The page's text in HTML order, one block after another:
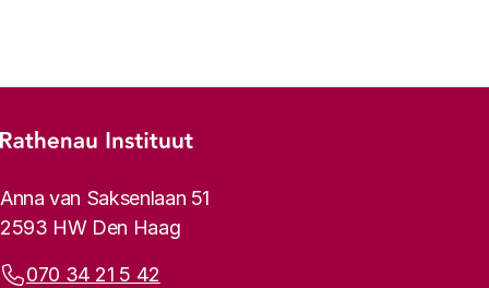
Footer-menu
Rathenau logo, naar de homepage
Contactinformatie
Anna van Saksenlaan 51
2593 HW Den Haag
Telefoonnummer:
070 34 21 5 42